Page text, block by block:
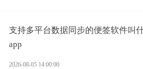
支持多平台数据同步的便签软件叫
app
2026-08-05 14:00:00